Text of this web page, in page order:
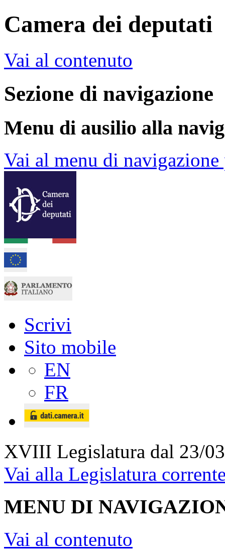
Camera dei deputati
Vai al contenuto
Sezione di navigazione
Menu di ausilio alla
Vai al menu di
Scrivi
Sito mobile
EN
FR
XVIII Legislatura dal 23/
Vai alla Legislatura
MENU DI
Vai al contenuto